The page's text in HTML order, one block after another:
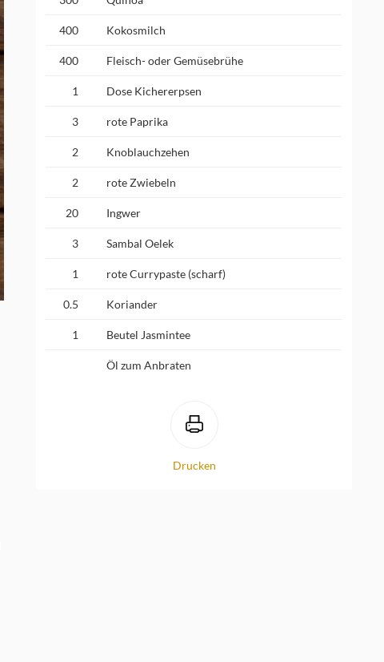
400 Kokosmilch
400 Fleisch- oder Gemüsebrühe
1 Dose Kichererpsen
3 rote Paprika
2 Knoblauchzehen
2 rote Zwiebeln
20 Ingwer
3 Sambal Oelek
1 rote Currypaste (scharf)
0.5 Koriander
1 Beutel Jasmintee
Öl zum Anbraten
Drucken